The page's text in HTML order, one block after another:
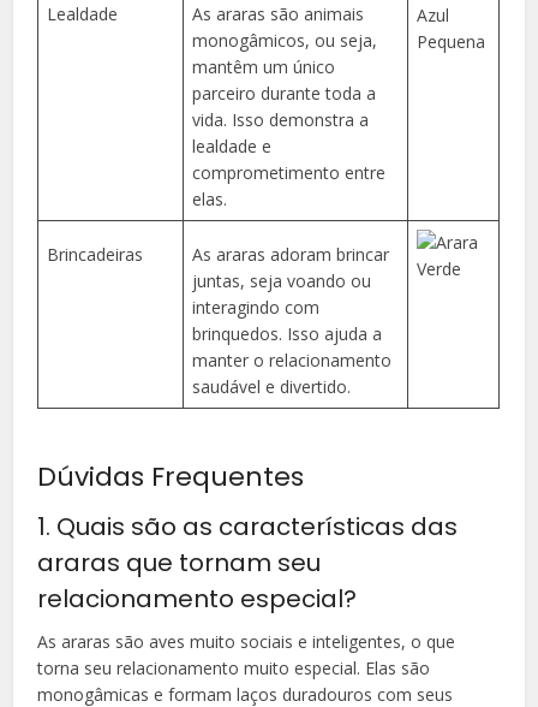
Lealdade
As araras são animais
monogâmicos, ou seja,
mantêm um único
parceiro durante toda a
vida. Isso demonstra a
lealdade e
comprometimento entre
elas.
Brincadeiras
As araras adoram brincar
juntas, seja voando ou
interagindo com
brinquedos. Isso ajuda a
manter o relacionamento
saudável e divertido.
Dúvidas Frequentes
1. Quais são as características das
araras que tornam seu
relacionamento especial?
As araras são aves muito sociais e inteligentes, o que
torna seu relacionamento muito especial. Elas são
monogâmicas e formam laços duradouros com seus